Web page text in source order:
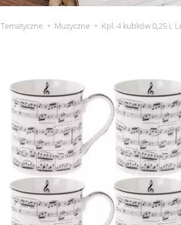
Tematyczne Muzyczne Kpl. 4 kubków 0,25 L